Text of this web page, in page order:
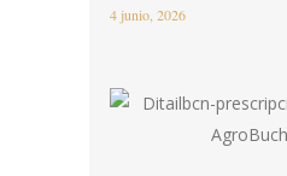
4 junio, 2026